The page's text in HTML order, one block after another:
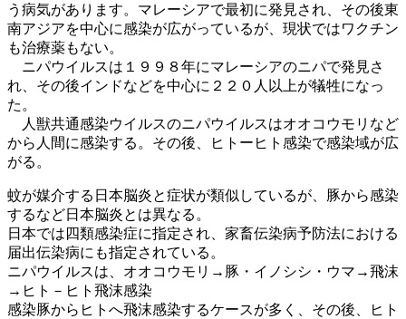
う病気があります。マレーシアで最初に発見され、その後東
南アジアを中心に感染が広がっているが、現状ではワクチン
も治療薬もない。
ニパウイルスは１９９８年にマレーシアのニパで発見さ
れ、その後インドなどを中心に２２０人以上が犠牲になっ
た。
人獣共通感染ウイルスのニパウイルスはオオコウモリなど
から人間に感染する。その後、ヒトーヒト感染で感染域が広
がる。
蚊が媒介する日本脳炎と症状が類似しているが、豚から感染
するなど日本脳炎とは異なる。
日本では四類感染症に指定され、家畜伝染病予防法における
届出伝染病にも指定されている。
ニパウイルスは、オオコウモリ→豚・イノシシ・ウマ→飛沫
→ヒト－ヒト飛沫感染
感染豚からヒトへ飛沫感染するケースが多く、その後、ヒト